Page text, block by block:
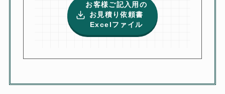
お客様ご記入用の
お見積り依頼書
Excelファイル